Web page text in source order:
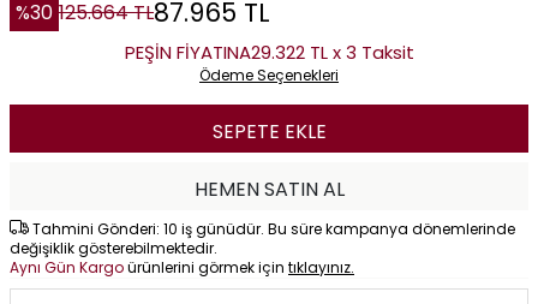
%30 125.664TL87.965 TL
PEŞİN FİYATINA29.322 TL x 3 Taksit
Ödeme Seçenekleri
SEPETE EKLE
HEMEN SATIN AL
Tahmini Gönderi: 10 iş günüdür. Bu süre kampanya dönemlerinde
değişiklik gösterebilmektedir.
Aynı Gün Kargoürünlerini görmek için tıklayınız.